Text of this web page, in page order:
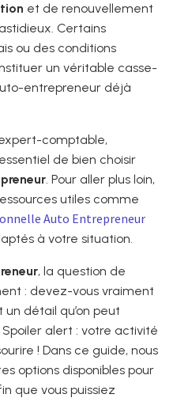
et de renouvellement
Certains
ou des conditions
un véritable casse-
entrepreneur déjà
comptable,
de bien choisir
. Pour aller plus loin,
utiles comme
Auto Entrepreneur
à votre situation.
, la question de
: devez-vous vraiment
détail qu’on peut
alert : votre activité
! Dans ce guide, nous
options disponibles pour
que vous puissiez